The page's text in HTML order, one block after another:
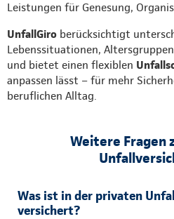
Leistungen für Genesung,
UnfallGiro berücksichtigt
Lebenssituationen,
und bietet einen flexiblen
anpassen lässt – für mehr
beruflichen Alltag.
Weitere Fragen
Was ist in der privaten
versichert?